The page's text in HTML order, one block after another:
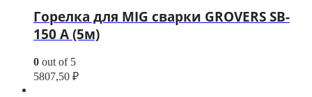
Горелка для MIG сварки GROVERS SB-
150 A (5м)
0 out of 5
5807,50 ₽